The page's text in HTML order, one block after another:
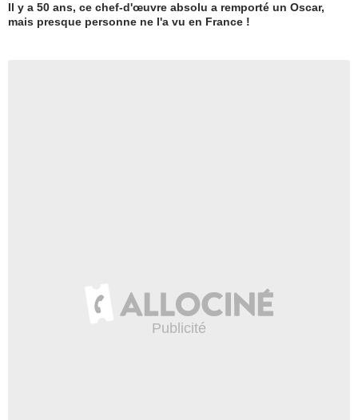
Il y a 50 ans, ce chef-d'œuvre absolu a remporté un Oscar,
mais presque personne ne l'a vu en France !